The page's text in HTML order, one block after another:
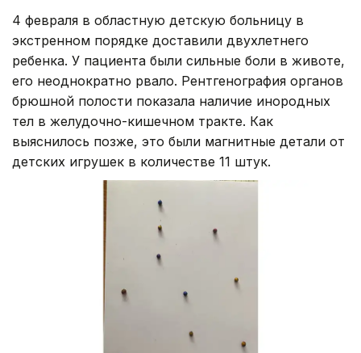
4 февраля в областную детскую больницу в
экстренном порядке доставили двухлетнего
ребенка. У пациента были сильные боли в животе,
его неоднократно рвало. Рентгенография органов
брюшной полости показала наличие инородных
тел в желудочно-кишечном тракте. Как
выяснилось позже, это были магнитные детали от
детских игрушек в количестве 11 штук.